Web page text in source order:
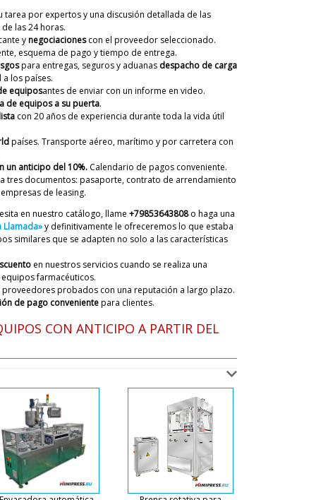
tarea por expertos y una discusión detallada de las
las 24 horas.
ynegociacionescon el proveedor seleccionado.
esquema de pago y tiempo de entrega.
para entregas, seguros y aduanas despacho de carga
los países.
equiposantes de enviar con un informe en video.
de equipos a su puerta.
con 20 años de experiencia durante toda la vida útil
países. Transporte aéreo, marítimo y por carretera con
un anticipo del 10%. Calendario de pagos conveniente.
tres documentos: pasaporte, contrato de arrendamiento
de leasing.
en nuestro catálogo, llame +79853643808o haga una
Llamada»y definitivamente le ofreceremos lo que estaba
similares que se adapten no solo a las características
en nuestros servicios cuando se realiza una
farmacéuticos.
proveedores probados con una reputación a largo plazo.
de pago convenientepara clientes.
CON ANTICIPO A PARTIR DEL
un mezclador de polvo en
suficiente para nosotros,
por el modelo V-300?
07/08/2026 09:14
Cuando nos comunicamos con usted, le
un modelo con una carga pequeña.
clientes un descuento.
07/08/2026 09:16
de blísteres de PVC+cartón LW-35
30 días. ¿Qué noticias ?
07/08/2026 09:24
a tiempo, más cerca de la noche un
QV-01 cantidad de 3 piezas,
a Alcantarilla.
07/08/2026 09:34
en nuestro catálogo se dan todos los precios
en la puerta del cliente. Si compras 3 piezas te